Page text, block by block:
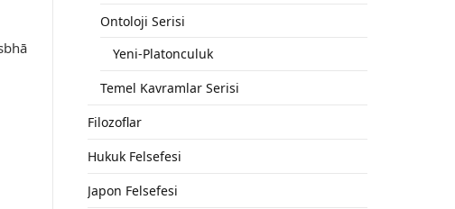
Ontoloji Serisi
Yeni-Platonculuk
Temel Kavramlar Serisi
Filozoflar
Hukuk Felsefesi
Japon Felsefesi